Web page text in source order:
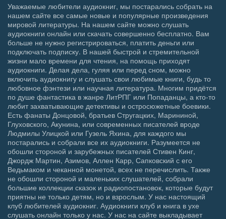
Уважаемые любители аудиокниг, мы постарались собрать на
нашем сайте все самые новые и популярные произведения
мировой литературы. На нашем сайте можно слушать
аудиокниги онлайн или скачать совершенно бесплатно. Вам
больше не нужно регистрироваться, платить деньги или
подключать подписку. В нашей быстрой и стремительной
жизни мало времени для чтения, на помощь приходят
аудиокниги. Делая дела, гуляя или перед сном, можно
включить аудиокнигу и слушать свои любимые книги, будь то
любовное фэнтези или научная литература. Многим придётся
по душе фантастика в жанре ЛитРПГ или Попаданцы, а кто-то
любит захватывающие детективы и остросюжетные боевики.
Есть фанаты Донцовой, братьев Стругацких, Марининой,
Глуховского, Акунина, или современных писателей вроде
Людмилы Улицкой или Гузель Яхина, для каждого мы
постарались и собрали все их аудиокниги. Разумеется не
обошли стороной и зарубежных писателей Стивен Кинг,
Джордж Мартин, Азимов, Аллен Карр, Сапковский с его
Ведьмаком и чеканной монетой, всех не перечислить. Также
не обошли стороной и маленьких слушателей, собрали
большие коллекции сказок и радиопостановок, которые будут
приятны не только детям, но и взрослым. У нас настоящий
клуб любителей аудиокниг. Аудиокниги клуб и книга в ухе
слушать онлайн только у нас. У нас на сайте выкладывает